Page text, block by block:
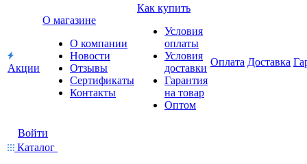
Акции
О магазине
О компании
Новости
Отзывы
Сертификаты
Контакты
Как купить
Условия
оплаты
Условия
доставки
Гарантия
на товар
Оптом
Оплата Доставка
Войти
Каталог